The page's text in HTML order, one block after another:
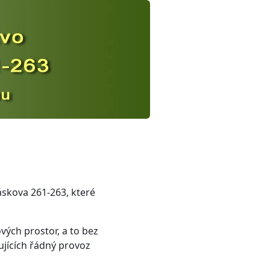
261-263, které
prostor, a to bez
řádný provoz